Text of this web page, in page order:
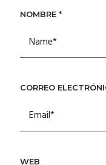
NOMBRE *
CORREO
WEB